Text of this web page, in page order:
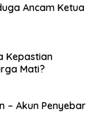
Ancam Ketua
Kepastian
– Akun Penyebar